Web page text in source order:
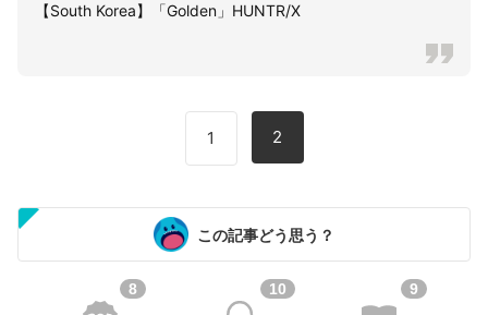
【South Korea】「Golden」HUNTR/X
1 2
この記事どう思う？
8 10 9